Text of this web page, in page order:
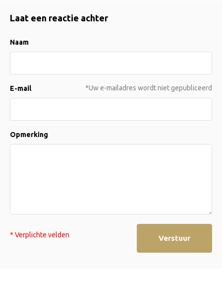
Laat een reactie achter
Naam
E-mail *Uw e-mailadres wordt niet gepubliceerd
Opmerking
* Verplichte velden Verstuur